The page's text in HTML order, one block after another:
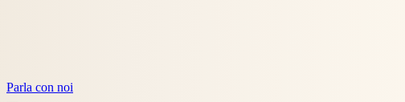
Parla con noi